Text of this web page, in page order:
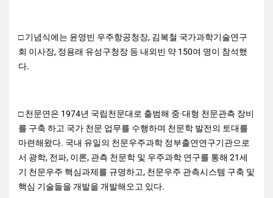
□ 기념식에는 윤영빈 우주항공청장, 김복철 국가과학기술연구
회 이사장, 정용래 유성구청장 등 내외빈 약 150여 명이 참석했
다.
□ 천문연은 1974년 국립천문대로 출범해 중·대형 천문관측 장비
를 구축 하고 국가 천문 업무를 수행하며 천문학 발전의 토대를
마련해왔다. 국내 유일의 천문우주과학 정부출연연구기관으로
서 광학, 전파, 이론, 관측 천문학 및 우주과학 연구를 통해 21세
기 천문우주 핵심과제를 규명하고, 천문우주 관측시스템 구축 및
핵심 기술들을 개발을 개발해오고 있다.